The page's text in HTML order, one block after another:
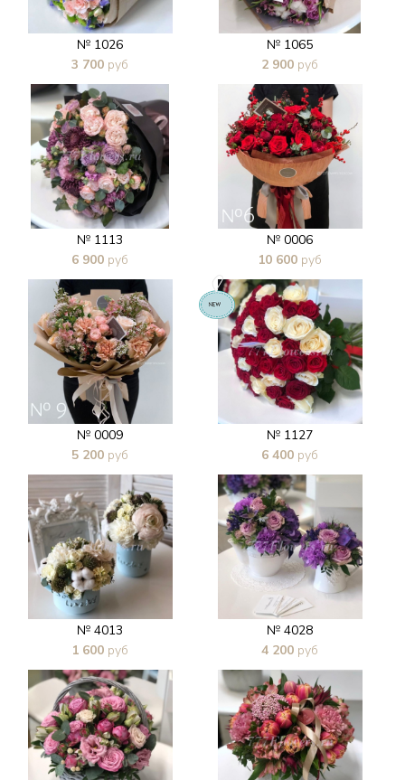
№ 1026
3 700 руб
В 1 клик
№ 1065
2 900 руб
В 1 клик
№ 1113
6 900 руб
В 1 клик
№ 0006
10 600 руб
В 1 клик
№ 0009
5 200 руб
В 1 клик
№ 1127
6 400 руб
В 1 клик
№ 4013
1 600 руб
В 1 клик
№ 4028
4 200 руб
В 1 клик